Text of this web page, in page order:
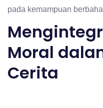
pada kemampuan
Moral
Cerita